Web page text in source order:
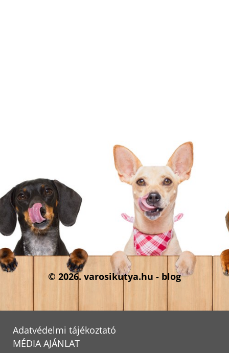
© 2026. varosikutya.hu - blog
Adatvédelmi tájékoztató
MÉDIA AJÁNLAT